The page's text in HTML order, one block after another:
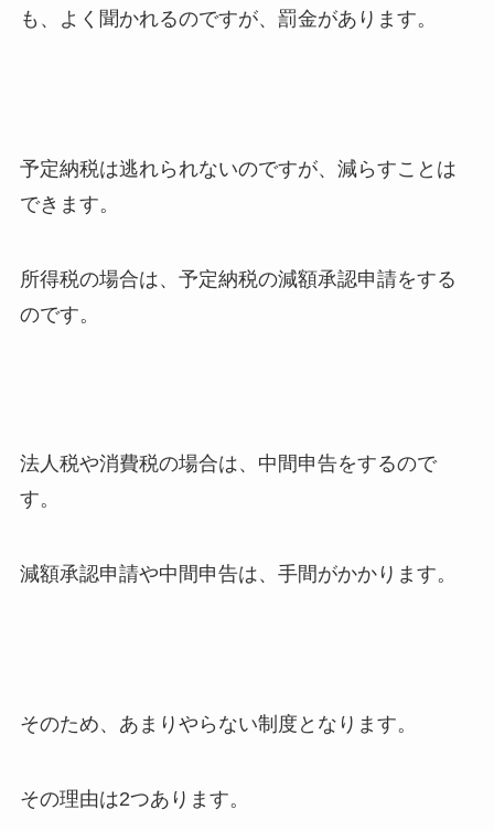
も、よく聞かれるのですが、罰金があります。
予定納税は逃れられないのですが、減らすことは
できます。
所得税の場合は、予定納税の減額承認申請をする
のです。
法人税や消費税の場合は、中間申告をするので
す。
減額承認申請や中間申告は、手間がかかります。
そのため、あまりやらない制度となります。
その理由は2つあります。